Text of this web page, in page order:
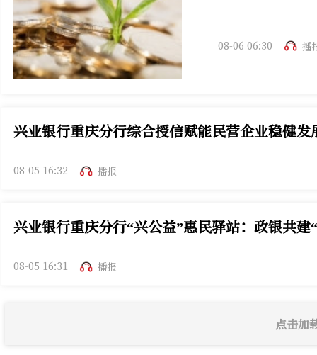
中国经济呈现“向
08-06 06:30 播
兴业银行重庆分行综合授信赋能民营企业稳健发
08-05 16:32 播报
兴业银行重庆分行“兴公益”惠民驿站：政银共
08-05 16:31 播报
点击加